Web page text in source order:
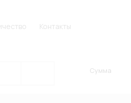
Контакты
Сумма